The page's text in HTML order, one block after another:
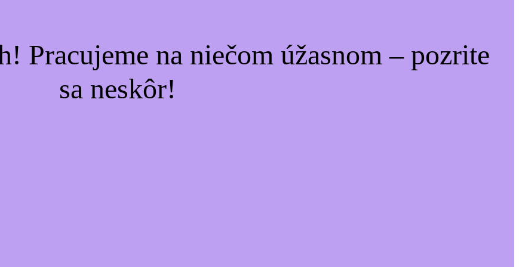
Pracujeme na niečom úžasnom – pozrite
sa neskôr!